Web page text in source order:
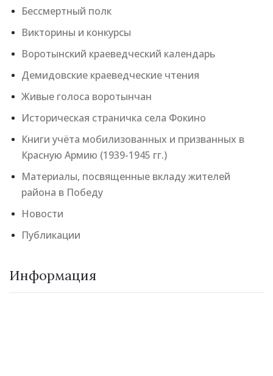
Бессмертный полк
Викторины и конкурсы
Воротынский краеведческий календарь
Демидовские краеведческие чтения
Живые голоса воротынчан
Историческая страничка села Фокино
Книги учёта мобилизованных и призванных в
Красную Армию (1939-1945 гг.)
Материалы, посвященные вкладу жителей
района в Победу
Новости
Публикации
Информация